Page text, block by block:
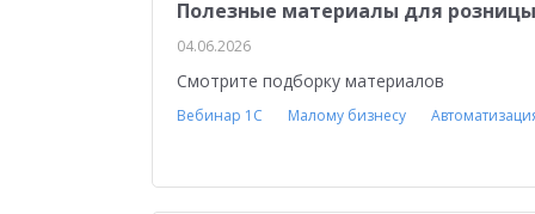
Полезные материалы для
04.06.2026
Смотрите подборку материалов
Вебинар 1С Малому бизнесу